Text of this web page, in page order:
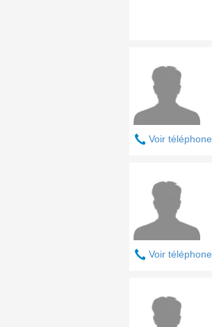
Voir téléphone
Voir téléphone